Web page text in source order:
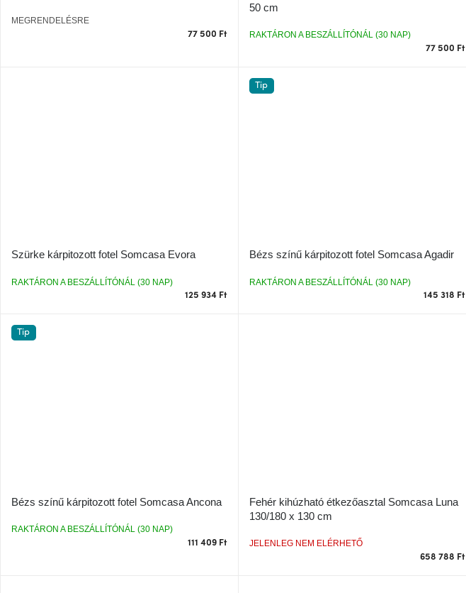
MEGRENDELÉSRE
77 500 Ft
50 cm
RAKTÁRON A BESZÁLLÍTÓNÁL (30 NAP)
77 500 Ft
Szürke kárpitozott fotel Somcasa Evora
RAKTÁRON A BESZÁLLÍTÓNÁL (30 NAP)
125 934 Ft
Tip
Bézs színű kárpitozott fotel Somcasa Agadir
RAKTÁRON A BESZÁLLÍTÓNÁL (30 NAP)
145 318 Ft
Tip
Bézs színű kárpitozott fotel Somcasa Ancona
RAKTÁRON A BESZÁLLÍTÓNÁL (30 NAP)
111 409 Ft
Fehér kihúzható étkezőasztal Somcasa Luna
130/180 x 130 cm
JELENLEG NEM ELÉRHETŐ
658 788 Ft